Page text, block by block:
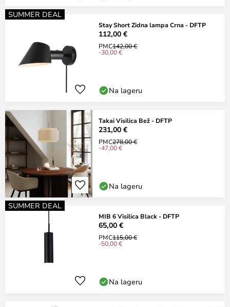
SUMMER DEAL
Stay Short Zidna lampa Crna - DFTP
112,00 €
PMC142,00 €
-30,00 €
Na lageru
Takai Visilica Bež - DFTP
231,00 €
PMC278,00 €
-47,00 €
Na lageru
SUMMER DEAL
MIB 6 Visilica Black - DFTP
65,00 €
PMC115,00 €
-50,00 €
Na lageru